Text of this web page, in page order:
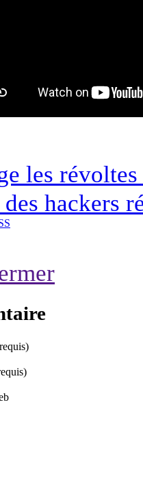
les révoltes
hackers